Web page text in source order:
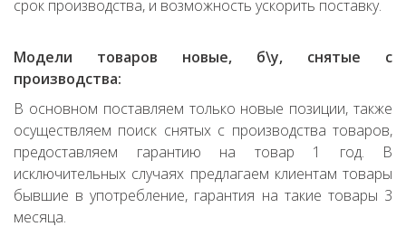
срок производства, и возможность ускорить поставку.
Модели товаров новые, б\у, снятые с
производства:
В основном поставляем только новые позиции, также
осуществляем поиск снятых с производства товаров,
предоставляем гарантию на товар 1 год. В
исключительных случаях предлагаем клиентам товары
бывшие в употребление, гарантия на такие товары 3
месяца.